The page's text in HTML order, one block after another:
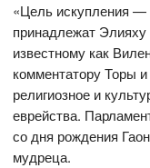
«Цель искупления —
принадлежат
известному как
комментатору Торы
религиозное и
еврейства.
со дня рождения
мудреца.